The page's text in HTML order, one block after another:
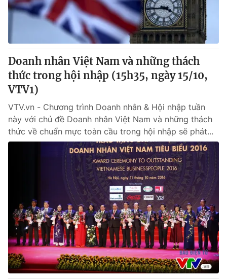
Doanh nhân Việt Nam và những thách
thức trong hội nhập (15h35, ngày 15/10,
VTV1)
VTV.vn - Chương trình Doanh nhân & Hội nhập tuần
này với chủ đề Doanh nhân Việt Nam và những thách
thức về chuẩn mực toàn cầu trong hội nhập sẽ phát...